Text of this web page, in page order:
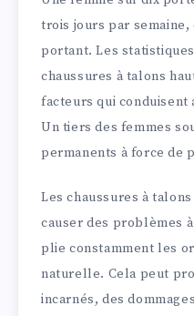
trois jours par
portant. Les
chaussures à talons
facteurs qui conduisent
Un tiers des femmes
permanents à force de
Les chaussures à
causer des problèmes
plie constamment les
naturelle. Cela peut
incarnés, des